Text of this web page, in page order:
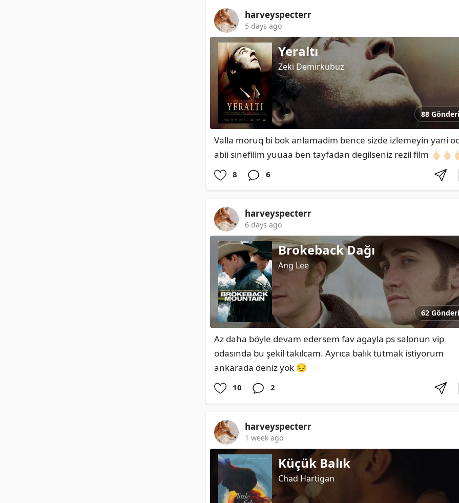
harveyspecterr
5 days ago
Yeraltı
Zeki Demirkubuz
88 Gönderi
Valla moruq bi bok anlamadim bence sizde izlemeyin yani
abii sinefilim yuuaa ben tayfadan degilseniz rezil film
8 6
harveyspecterr
6 days ago
Brokeback Dağı
Ang Lee
62 Gönderi
Az daha böyle devam edersem fav agayla ps salonun vip
odasında bu şekil takılcam. Ayrıca balık tutmak istiyorum
ankarada deniz yok 😔
10 2
harveyspecterr
1 week ago
Küçük Balık
Chad Hartigan